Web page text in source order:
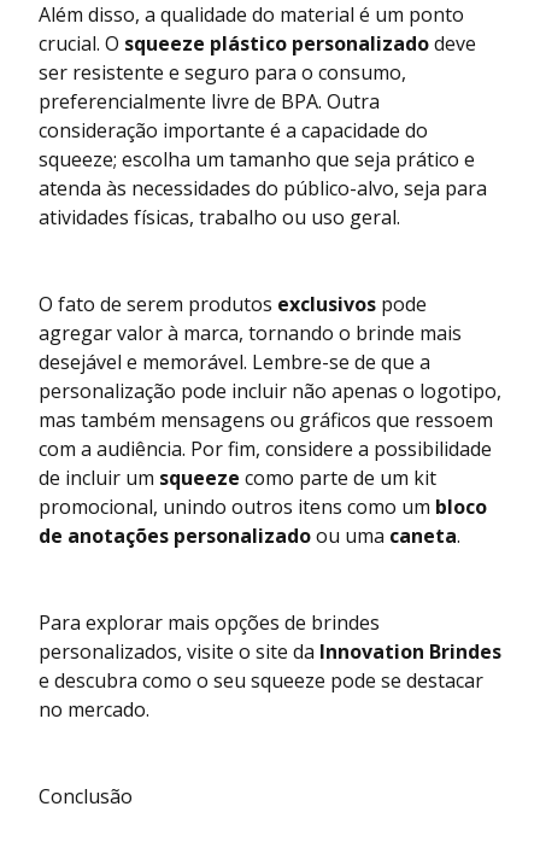
Além disso, a qualidade do material é um ponto
crucial. O squeeze plástico personalizadodeve
ser resistente e seguro para o consumo,
preferencialmente livre de BPA. Outra
consideração importante é a capacidade do
squeeze; escolha um tamanho que seja prático e
atenda às necessidades do público-alvo, seja para
atividades físicas, trabalho ou uso geral.
O fato de serem produtos exclusivos pode
agregar valor à marca, tornando o brinde mais
desejável e memorável. Lembre-se de que a
personalização pode incluir não apenas o logotipo,
mas também mensagens ou gráficos que ressoem
com a audiência. Por fim, considere a possibilidade
de incluir um squeeze como parte de um kit
promocional, unindo outros itens como um bloco
de anotações personalizadoou uma caneta.
Para explorar mais opções de brindes
personalizados, visite o site da Innovation Brindes
e descubra como o seu squeeze pode se destacar
no mercado.
Conclusão